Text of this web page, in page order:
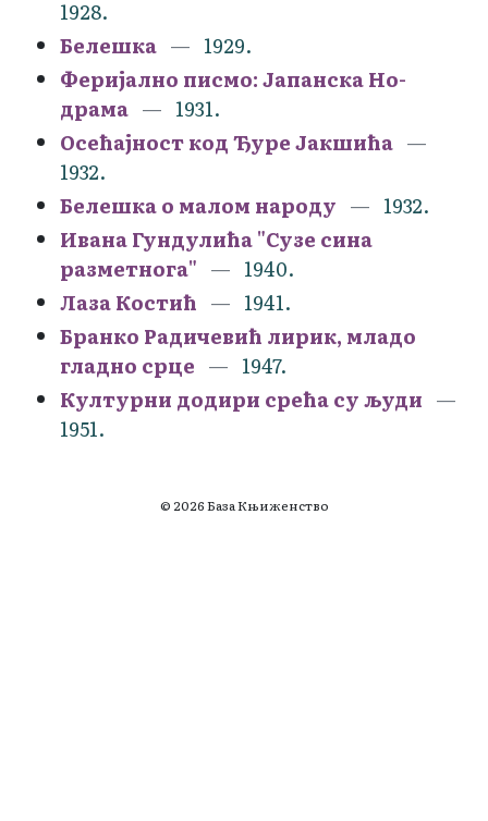
1928.
Белешка
1929.
Феријално писмо: Јапанска Но-
драма
1931.
Осећајност код Ђуре Јакшића
1932.
Белешка о малом народу
1932.
Ивана Гундулића "Сузе сина
разметнога"
1940.
Лаза Костић
1941.
Бранко Радичевић лирик, младо
гладно срце
1947.
Културни додири срећа су људи
1951.
© 2026 База Књиженство